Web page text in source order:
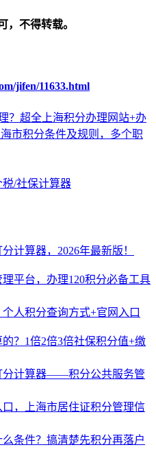
，不得转载。
jifen/11633.html
？超全上海积分办理网站+办
海市积分条件及规则，多个职
税/社保计算器
计算器，2026年最新版！
平台，办理120积分必备工具
人积分查询方式+官网入口
？1倍2倍3倍社保积分值+缴
分计算器——积分公共服务管
，上海市居住证积分管理信
条件？搞清楚先积分再落户